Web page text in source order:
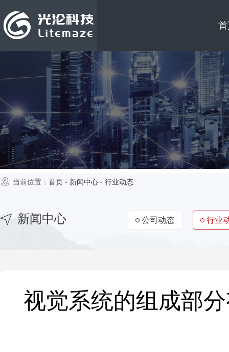
当前位置： 首页 - 新闻中心 - 行业动态
新闻中心 公司动态 行业
视觉系统的组成部